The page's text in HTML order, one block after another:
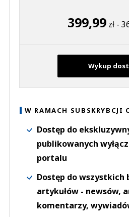
399,99zł -
Wykup
W RAMACH SUBSKRYBCJI
Dostęp do
publikowanych
portalu
Dostęp do wszystkich
artykułów - newsów,
komentarzy,